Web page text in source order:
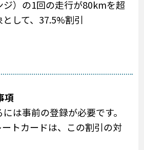
ジ）の1回の走行が80kmを超
して、37.5%割引
項
は事前の登録が必要です。
ートカードは、この割引の対